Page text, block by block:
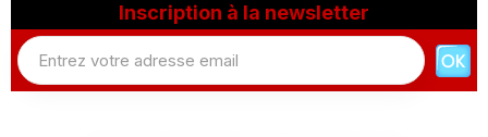
Inscription à la newsletter